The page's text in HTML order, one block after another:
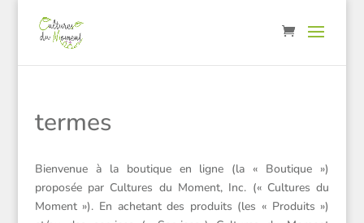
termes
Bienvenue à la boutique en ligne (la « Boutique »)
proposée par Cultures du Moment, Inc. (« Cultures du
Moment »). En achetant des produits (les « Produits »)